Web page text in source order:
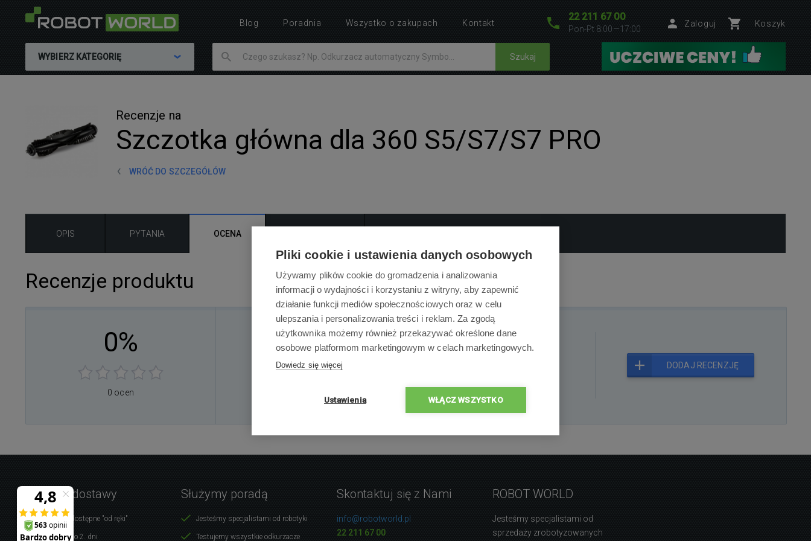
22 211 67 00
Pon-Pt 8:00—17:00
Zaloguj Koszyk
WYBIERZ KATEGORIĘ Szukaj
Recenzje na
Szczotka główna dla 360 S5/S7/S7 PRO
WRÓĆ DO SZCZEGÓŁÓW
OPIS PYTANIA OCENA
Recenzje produktu
0%
0 ocen
×
×
×
DODAJ RECENZJĘ
Blog Poradnia Wszystko o zakupach Kontakt
Warunki dostawy
Produkty dostępne "od ręki"
Dostawa do 2. dni
Służymy poradą
Jesteśmy specjalistami od robotyki
Testujemy wszystkie odkurzacze
Skontaktuj się z Nami
info@robotworld.pl
22 211 67 00
ROBOT WORLD
Jesteśmy specjalistami od
sprzedaży zrobotyzowanych
Pliki cookie i ustawienia danych osobowych
Używamy plików cookie do gromadzenia i analizowania
informacji o wydajności i korzystaniu z witryny, aby zapewnić
działanie funkcji mediów społecznościowych oraz w celu
ulepszania i personalizowania treści i reklam. Za zgodą
użytkownika możemy również przekazywać określone dane
osobowe platformom marketingowym w celach marketingowych.
Dowiedz się więcej
Ustawienia WŁĄCZ WSZYSTKO